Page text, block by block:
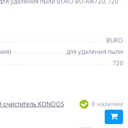
BURO
для удаления пыли
720
KONOOS
В наличии